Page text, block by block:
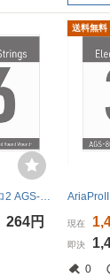
AriaProII アリアプロ2 AGS-8006L Light .046W エレキギター用 バラ弦
264円
送料無料
現在
即決
0